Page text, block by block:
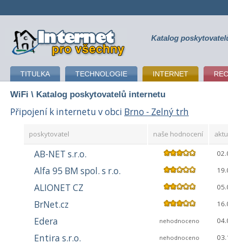
připojení k internetu Katalog
TITULKA TECHNOLOGIE INTERNET
WiFi \ Katalog poskytovatelů internetu
Připojení k internetu v obci Brno - Zelný trh
poskytovatel naše hodnocení
AB-NET s.r.o.
Alfa 95 BM spol. s r.o.
ALIONET CZ
BrNet.cz
Edera nehodnoceno
Entira s.r.o. nehodnoceno